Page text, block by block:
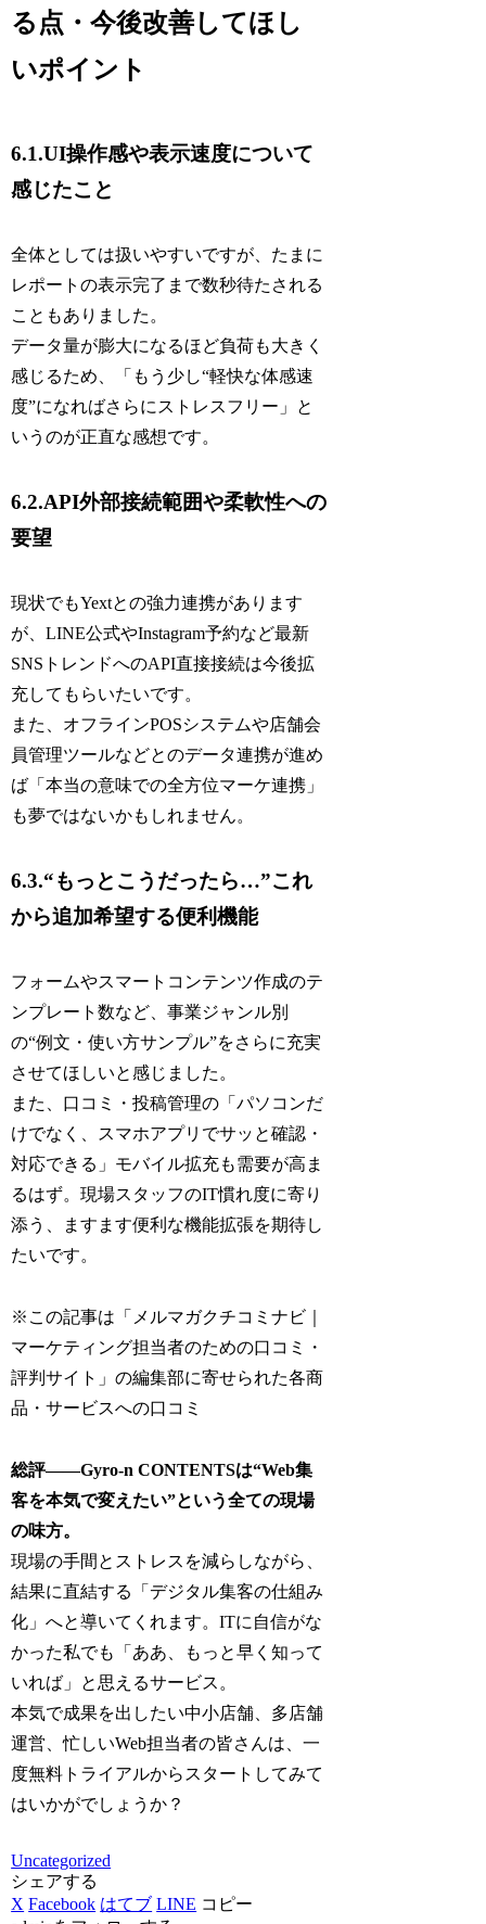
る点・今後改善してほし
いポイント
6.1.UI操作感や表示速度について
感じたこと
全体としては扱いやすいですが、たまに
レポートの表示完了まで数秒待たされる
こともありました。
データ量が膨大になるほど負荷も大きく
感じるため、「もう少し“軽快な体感速
度”になればさらにストレスフリー」と
いうのが正直な感想です。
6.2.API外部接続範囲や柔軟性への
要望
現状でもYextとの強力連携があります
が、LINE公式やInstagram予約など最新
SNSトレンドへのAPI直接接続は今後拡
充してもらいたいです。
また、オフラインPOSシステムや店舗会
員管理ツールなどとのデータ連携が進め
ば「本当の意味での全方位マーケ連携」
も夢ではないかもしれません。
6.3.“もっとこうだったら…”これ
から追加希望する便利機能
フォームやスマートコンテンツ作成のテ
ンプレート数など、事業ジャンル別
の“例文・使い方サンプル”をさらに充実
させてほしいと感じました。
また、口コミ・投稿管理の「パソコンだ
けでなく、スマホアプリでサッと確認・
対応できる」モバイル拡充も需要が高ま
るはず。現場スタッフのIT慣れ度に寄り
添う、ますます便利な機能拡張を期待し
たいです。
※この記事は「メルマガクチコミナビ｜
マーケティング担当者のための口コミ・
評判サイト」の編集部に寄せられた各商
品・サービスへの口コミ
総評――Gyro-n CONTENTSは“Web集
客を本気で変えたい”という全ての現場
の味方。
現場の手間とストレスを減らしながら、
結果に直結する「デジタル集客の仕組み
化」へと導いてくれます。ITに自信がな
かった私でも「ああ、もっと早く知って
いれば」と思えるサービス。
本気で成果を出したい中小店舗、多店舗
運営、忙しいWeb担当者の皆さんは、一
度無料トライアルからスタートしてみて
はいかがでしょうか？
Uncategorized
シェアする
X Facebook はてブ LINE コピー